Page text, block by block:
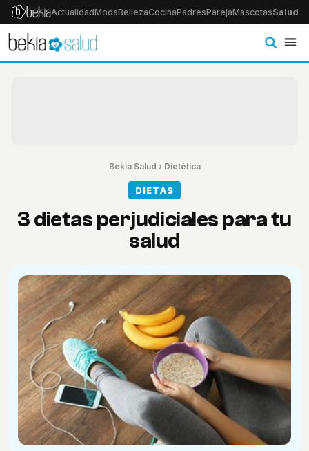
ActualidadModaBellezaCocinaPadresParejaMascotasSalud
Bekia Salud › Dietética
DIETAS
3 dietas perjudiciales para tu
salud